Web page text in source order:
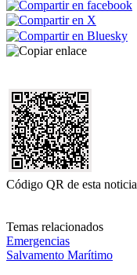
Código QR de esta noticia
Temas relacionados
Emergencias
Salvamento Marítimo